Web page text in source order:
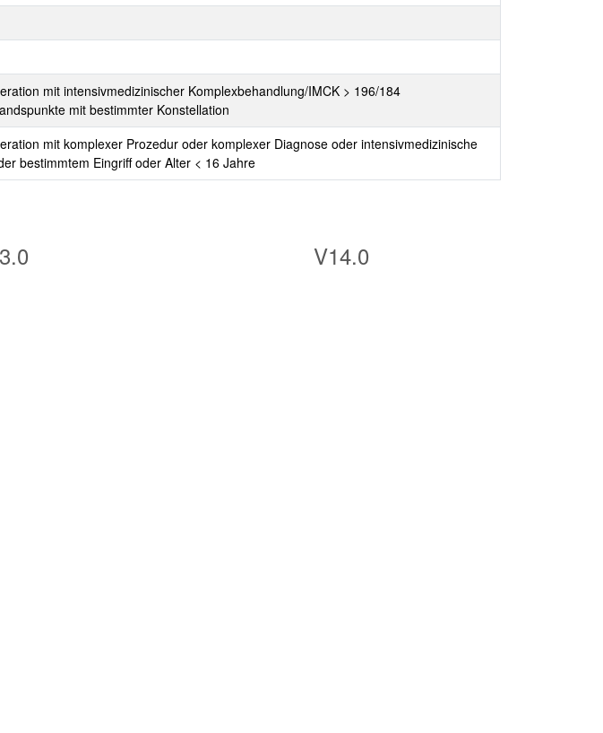
mit intensivmedizinischer Komplexbehandlung/IMCK > 196/184
mit bestimmter Konstellation
mit komplexer Prozedur oder komplexer Diagnose oder intensivmedizinische
bestimmtem Eingriff oder Alter < 16 Jahre
V14.0